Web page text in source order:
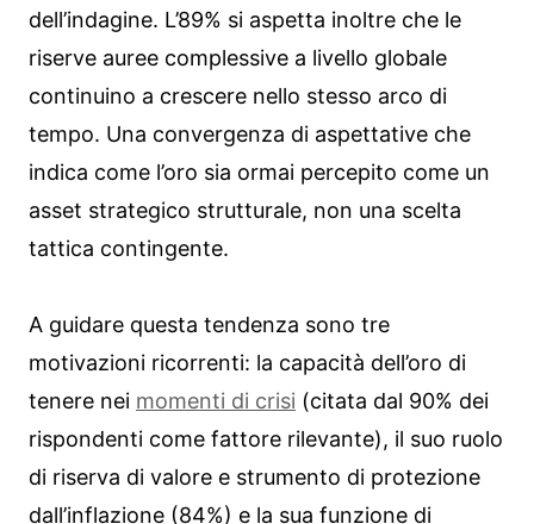
dell’indagine. L’89% si aspetta inoltre che le
riserve auree complessive a livello globale
continuino a crescere nello stesso arco di
tempo. Una convergenza di aspettative che
indica come l’oro sia ormai percepito come un
asset strategico strutturale, non una scelta
tattica contingente.
A guidare questa tendenza sono tre
motivazioni ricorrenti: la capacità dell’oro di
tenere nei momenti di crisi (citata dal 90% dei
rispondenti come fattore rilevante), il suo ruolo
di riserva di valore e strumento di protezione
dall’inflazione (84%) e la sua funzione di